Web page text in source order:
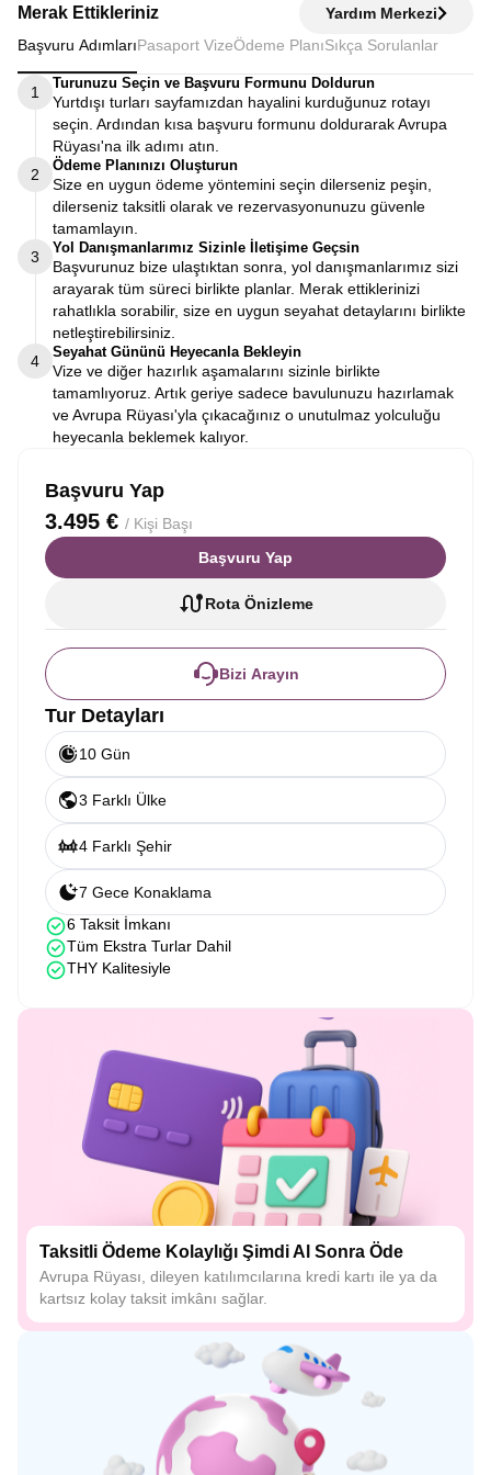
Merak Ettikleriniz
Yardım Merkezi
Başvuru AdımlarıPasaport VizeÖdeme Planı Sıkça Sorulanlar
1
Turunuzu Seçin ve Başvuru Formunu Doldurun
Yurtdışı turları sayfamızdan hayalini kurduğunuz rotayı
seçin. Ardından kısa başvuru formunu doldurarak Avrupa
Rüyası'na ilk adımı atın.
2
Ödeme Planınızı Oluşturun
Size en uygun ödeme yöntemini seçin dilerseniz peşin,
dilerseniz taksitli olarak ve rezervasyonunuzu güvenle
tamamlayın.
3
Yol Danışmanlarımız Sizinle İletişime Geçsin
Başvurunuz bize ulaştıktan sonra, yol danışmanlarımız sizi
arayarak tüm süreci birlikte planlar. Merak ettiklerinizi
rahatlıkla sorabilir, size en uygun seyahat detaylarını birlikte
netleştirebilirsiniz.
4
Seyahat Gününü Heyecanla Bekleyin
Vize ve diğer hazırlık aşamalarını sizinle birlikte
tamamlıyoruz. Artık geriye sadece bavulunuzu hazırlamak
ve Avrupa Rüyası'yla çıkacağınız o unutulmaz yolculuğu
heyecanla beklemek kalıyor.
Başvuru Yap
3.495 € / Kişi Başı
Başvuru Yap
Rota Önizleme
Bizi Arayın
Tur Detayları
10 Gün
3 Farklı Ülke
4 Farklı Şehir
7 Gece Konaklama
6 Taksit İmkanı
Tüm Ekstra Turlar Dahil
THY Kalitesiyle
Taksitli Ödeme Kolaylığı Şimdi Al Sonra Öde
Avrupa Rüyası, dileyen katılımcılarına kredi kartı ile ya da
kartsız kolay taksit imkânı sağlar.